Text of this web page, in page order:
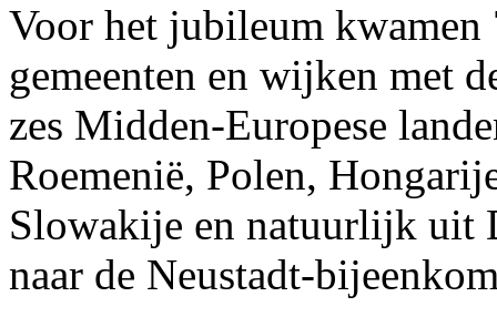
Voor het jubileum kwamen
gemeenten en wijken met
zes Midden-Europese
Roemenië, Polen,
Slowakije en natuurlijk uit
naar de Neustadt-